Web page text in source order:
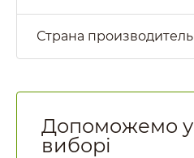
Страна производитель
Допоможемо у
виборі